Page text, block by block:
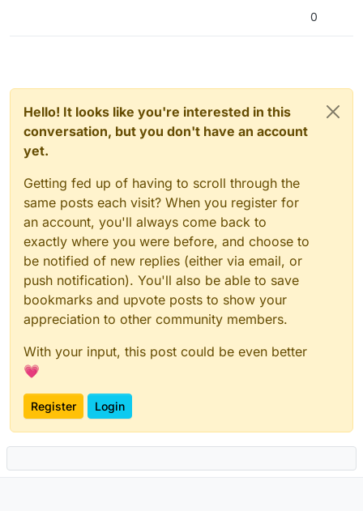
0
Hello! It looks like you're interested in this
conversation, but you don't have an account
yet.
Getting fed up of having to scroll through the
same posts each visit? When you register for
an account, you'll always come back to
exactly where you were before, and choose to
be notified of new replies (either via email, or
push notification). You'll also be able to save
bookmarks and upvote posts to show your
appreciation to other community members.
With your input, this post could be even better
💗
Register Login